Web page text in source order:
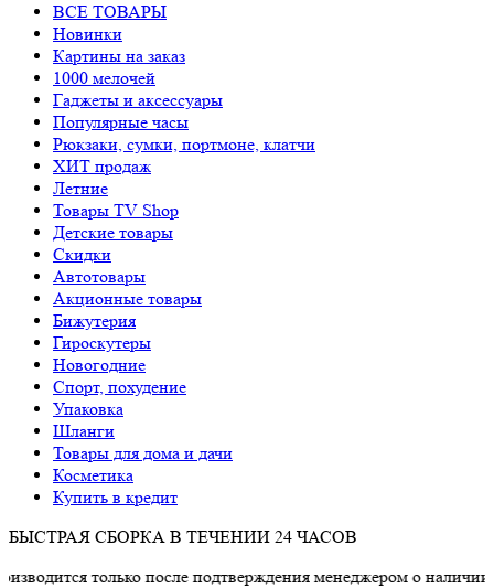
ВСЕ ТОВАРЫ
Новинки
Картины на заказ
1000 мелочей
Гаджеты и аксессуары
Популярные часы
Рюкзаки, сумки, портмоне, клатчи
ХИТ продаж
Летние
Товары TV Shop
Детские товары
Cкидки
Автотовары
Акционные товары
Бижутерия
Гироскутеры
Новогодние
Спорт, похудение
Упаковка
Шланги
Товары для дома и дачи
Косметика
Купить в кредит
БЫСТРАЯ СБОРКА В ТЕЧЕНИИ 24 ЧАСОВ
только после подтверждения менеджером о наличии товара.